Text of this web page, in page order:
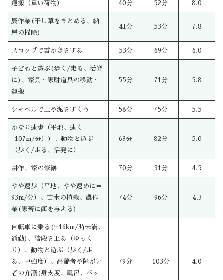
運搬（重い荷物） 40分 52分 8.0
農作業(干し草をまとめる、納
屋の掃除)
41分 53分 7.8
スコップで雪かきをする 53分 69分 6.0
子どもと遊ぶ(歩く/走る、活発
に)、家具・家財道具の移動・
運搬
55分 71分 5.8
シャベルで土や泥をすくう 58分 75分 5.5
かなり速歩（平地、速く
=107m/分））、動物と遊ぶ
（歩く/走る、活発に）
63分 82分 5.0
耕作、家の修繕 70分 91分 4.5
やや速歩（平地、やや速めに＝
93m/分）、苗木の植栽、農作
業(家畜に餌を与える)
74分 96分 4.3
自転車に乗る(≒16km/時未満、
通勤)、階段を上る（ゆっく
り）、動物と遊ぶ（歩く/走
る、中強度）、高齢者や障がい
者の介護(身支度、風呂、ベッ
79分 103分 4.0